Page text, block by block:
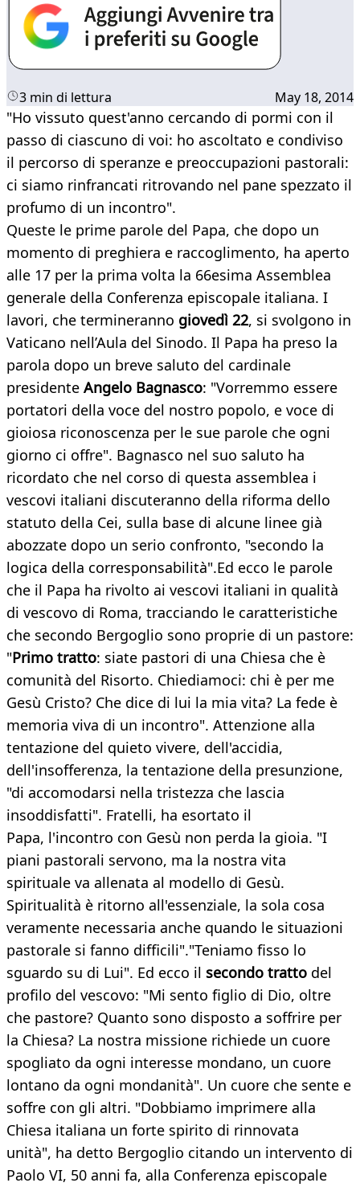
3 min di lettura May 18, 2014
"Ho vissuto quest'anno cercando di pormi con il
passo di ciascuno di voi: ho ascoltato e condiviso
il percorso di speranze e preoccupazioni pastorali:
ci siamo rinfrancati ritrovando nel pane spezzato il
profumo di un incontro".
Queste le prime parole del Papa, che dopo un
momento di preghiera e raccoglimento, ha aperto
alle 17 per la prima volta la 66esima Assemblea
generale della Conferenza episcopale italiana. I
lavori, che termineranno giovedì 22, si svolgono in
Vaticano nell’Aula del Sinodo. Il Papa ha preso la
parola dopo un breve saluto del cardinale
presidente Angelo Bagnasco: "Vorremmo essere
portatori della voce del nostro popolo, e voce di
gioiosa riconoscenza per le sue parole che ogni
giorno ci offre". Bagnasco nel suo saluto ha
ricordato che nel corso di questa assemblea i
vescovi italiani discuteranno della riforma dello
statuto della Cei, sulla base di alcune linee già
abozzate dopo un serio confronto, "secondo la
logica della corresponsabilità".Ed ecco le parole
che il Papa ha rivolto ai vescovi italiani in qualità
di vescovo di Roma, tracciando le caratteristiche
che secondo Bergoglio sono proprie di un pastore:
"Primo tratto: siate pastori di una Chiesa che è
comunità del Risorto. Chiediamoci: chi è per me
Gesù Cristo? Che dice di lui la mia vita? La fede è
memoria viva di un incontro". Attenzione alla
tentazione del quieto vivere, dell'accidia,
dell'insofferenza, la tentazione della presunzione,
"di accomodarsi nella tristezza che lascia
insoddisfatti". Fratelli, ha esortato il
Papa, l'incontro con Gesù non perda la gioia. "I
piani pastorali servono, ma la nostra vita
spirituale va allenata al modello di Gesù.
Spiritualità è ritorno all'essenziale, la sola cosa
veramente necessaria anche quando le situazioni
pastorale si fanno difficili"."Teniamo fisso lo
sguardo su di Lui". Ed ecco il secondo tratto del
profilo del vescovo: "Mi sento figlio di Dio, oltre
che pastore? Quanto sono disposto a soffrire per
la Chiesa? La nostra missione richiede un cuore
spogliato da ogni interesse mondano, un cuore
lontano da ogni mondanità". Un cuore che sente e
soffre con gli altri. "Dobbiamo imprimere alla
Chiesa italiana un forte spirito di rinnovata
unità", ha detto Bergoglio citando un intervento di
Paolo VI, 50 anni fa, alla Conferenza episcopale